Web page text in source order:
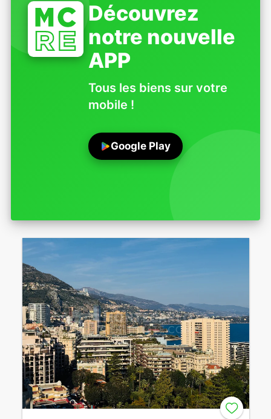
Découvrez
notre nouvelle
APP
Tous les biens sur votre
mobile !
Google Play